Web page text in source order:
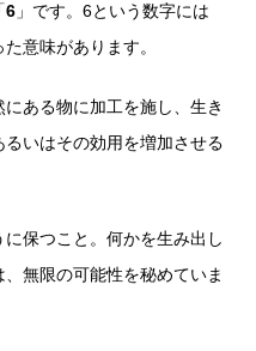
6 」です。6という数字には
た意味があります。
ある物に加工を施し、生き
いはその効用を増加させる
保つこと。何かを生み出し
無限の可能性を秘めていま